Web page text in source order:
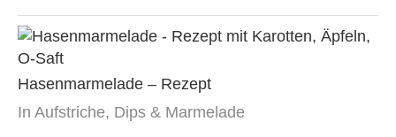
Hasenmarmelade – Rezept
In Aufstriche, Dips & Marmelade